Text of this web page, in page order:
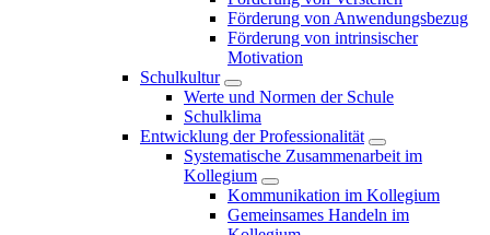
Förderung von Anwendungsbezug
Förderung von intrinsischer
Motivation
Schulkultur
Werte und Normen der Schule
Schulklima
Entwicklung der Professionalität
Systematische Zusammenarbeit im
Kollegium
Kommunikation im Kollegium
Gemeinsames Handeln im